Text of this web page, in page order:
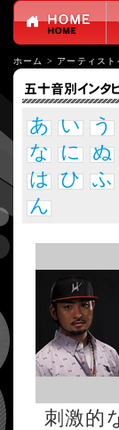
ホーム > アーティスト
あ い う
な に ぬ
は ひ ふ
ん
刺激的